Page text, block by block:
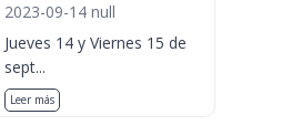
2023-09-14 null
Jueves 14 y Viernes 15 de
sept...
Leer más